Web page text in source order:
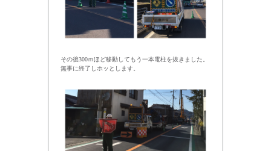
その後300ｍほど移動してもう一本電柱を抜きました。
無事に終了しホッとします。